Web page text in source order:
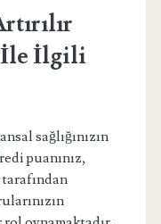
İle İlgili
sağlığınızın
puanınız,